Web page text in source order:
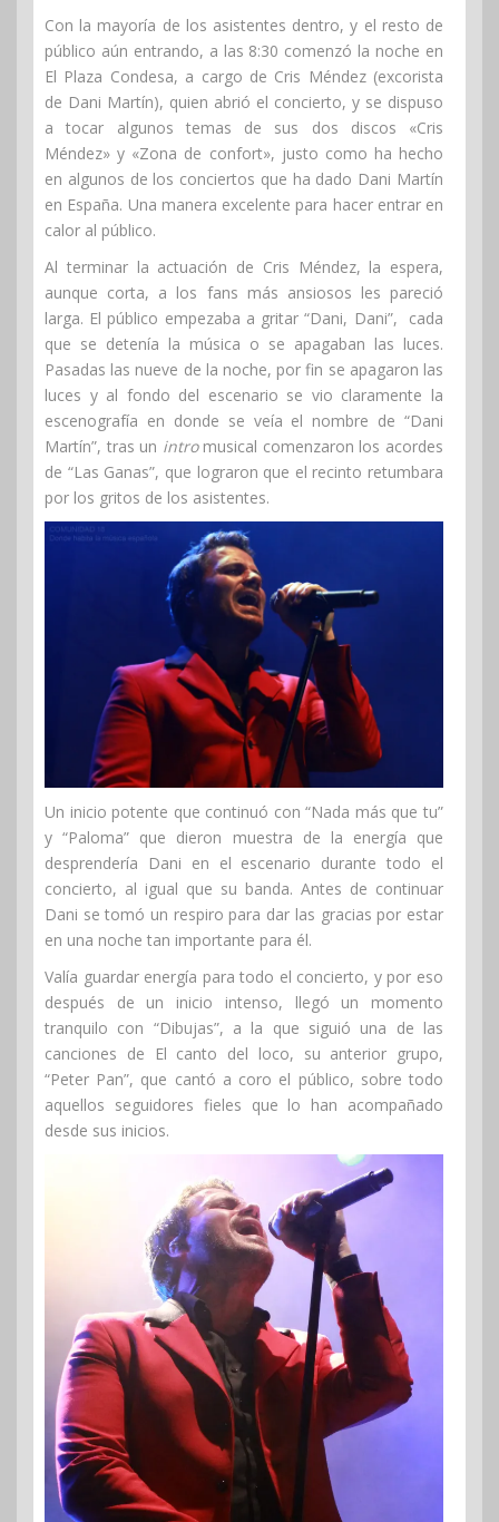
Con la mayoría de los asistentes dentro, y el resto de
público aún entrando, a las 8:30 comenzó la noche en
El Plaza Condesa, a cargo de Cris Méndez (excorista
de Dani Martín), quien abrió el concierto, y se dispuso
a tocar algunos temas de sus dos discos «Cris
Méndez» y «Zona de confort», justo como ha hecho
en algunos de los conciertos que ha dado Dani Martín
en España. Una manera excelente para hacer entrar en
calor al público.
Al terminar la actuación de Cris Méndez, la espera,
aunque corta, a los fans más ansiosos les pareció
larga. El público empezaba a gritar “Dani, Dani”, cada
que se detenía la música o se apagaban las luces.
Pasadas las nueve de la noche, por fin se apagaron las
luces y al fondo del escenario se vio claramente la
escenografía en donde se veía el nombre de “Dani
Martín”, tras un intromusical comenzaron los acordes
de “Las Ganas”, que lograron que el recinto retumbara
por los gritos de los asistentes.
Un inicio potente que continuó con “Nada más que tu”
y “Paloma” que dieron muestra de la energía que
desprendería Dani en el escenario durante todo el
concierto, al igual que su banda. Antes de continuar
Dani se tomó un respiro para dar las gracias por estar
en una noche tan importante para él.
Valía guardar energía para todo el concierto, y por eso
después de un inicio intenso, llegó un momento
tranquilo con “Dibujas”, a la que siguió una de las
canciones de El canto del loco, su anterior grupo,
“Peter Pan”, que cantó a coro el público, sobre todo
aquellos seguidores fieles que lo han acompañado
desde sus inicios.